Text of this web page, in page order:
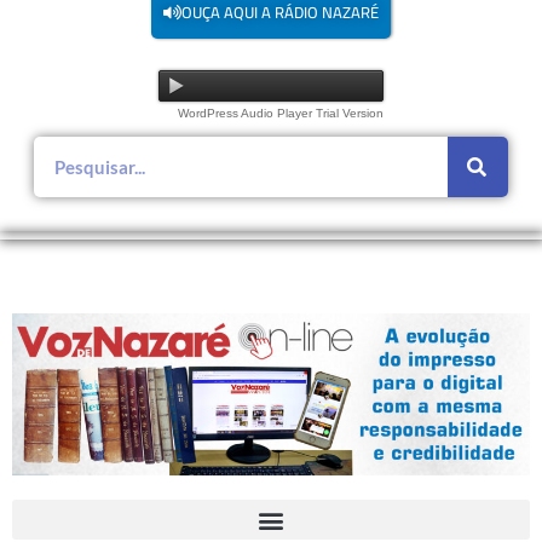
OUÇA AQUI A RÁDIO NAZARÉ
WordPress Audio Player Trial Version